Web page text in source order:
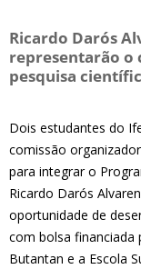
Ricardo Darós
representarão o
pesquisa
Dois estudantes do
comissão
para integrar o
Ricardo Darós
oportunidade de
com bolsa financiada
Butantan e a Escola